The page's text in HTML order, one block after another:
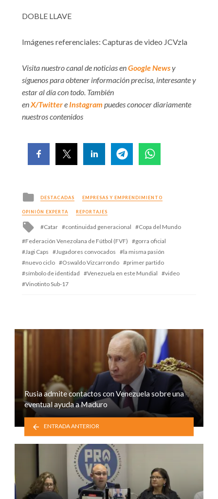
DOBLE LLAVE
Imágenes referenciales: Capturas de video JCVzla
Visita nuestro canal de noticias enGoogle Newsy
síguenos para obtener información precisa, interesante y
estar al día con todo. También
en X/Twittere Instagram puedes conocer diariamente
nuestros contenidos
Posted
in
DESTACADAS EMPRESAS Y EMPRENDIMIENTO
OPINIÓN EXPERTA REPORTAJES
Tagged
with
Catar continuidad generacional
Copa del Mundo
Federación Venezolana de Fútbol (FVF)
gorra oficial
Jagi Caps
Jugadores convocados
la misma pasión
nuevo ciclo
Oswaldo Vizcarrondo
primer partido
símbolo de identidad
Venezuela en este Mundial
video
Vinotinto Sub-17
Rusia admite contactos con Venezuela sobre una
eventual ayuda a Maduro
ENTRADA ANTERIOR